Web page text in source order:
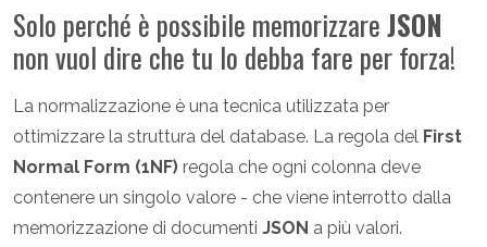
Solo perché è possibile memorizzareJSON
non vuol dire che tu lo debba fare per forza!
La normalizzazione è una tecnica utilizzata per
ottimizzare la struttura del database. La regola del First
Normal Form (1NF) regola che ogni colonna deve
contenere un singolo valore - che viene interrotto dalla
memorizzazione di documenti JSON a più valori.